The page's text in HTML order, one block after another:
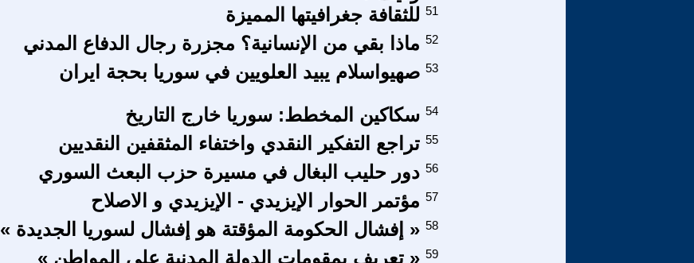
للثقافة جغرافيتها المميزة 51
ماذا بقي من الإنسانية؟ مجزرة رجال الدفاع المدني 52
صهيواسلام يبيد العلويين في سوريا بحجة ايران 53
سكاكين المخطط: سوريا خارج التاريخ 54
تراجع التفكير النقدي واختفاء المثقفين النقديين 55
دور حليب البغال في مسيرة حزب البعث السوري 56
مؤتمر الحوار الإيزيدي - الإيزيدي و الاصلاح 57
« إفشال الحكومة المؤقتة هو إفشال لسوريا الجديدة » 58
« تعريف بمقومات الدولة المدنية على المواطن » 59